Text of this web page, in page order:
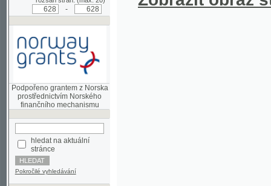
Podpořeno grantem z Norska
prostřednictvím Norského
hledat na aktuální
stránce
Pokročilé vyhledávání